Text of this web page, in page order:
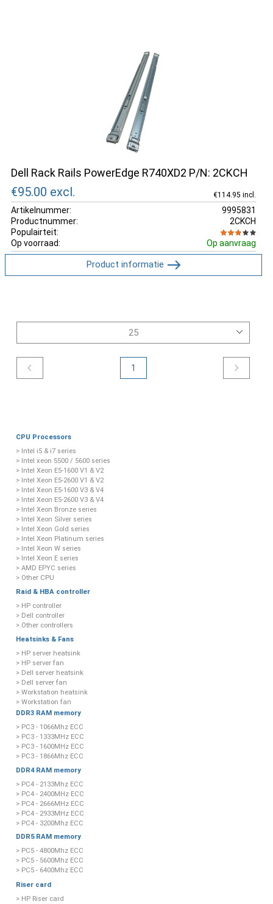
Dell Rack Rails PowerEdge R740XD2 P/N: 2CKCH
€95.00 excl. €114.95 incl.
Artikelnummer:
9995831
Productnummer:
2CKCH
Populairteit:
Op voorraad:
Op aanvraag
Product informatie
1
CPU Processors
> Intel i5 & i7 series
> Intel xeon 5500 / 5600 series
> Intel Xeon E5-1600 V1 & V2
> Intel Xeon E5-2600 V1 & V2
> Intel Xeon E5-1600 V3 & V4
> Intel Xeon E5-2600 V3 & V4
> Intel Xeon Bronze series
> Intel Xeon Silver series
> Intel Xeon Gold series
> Intel Xeon Platinum series
> Intel Xeon W series
> Intel Xeon E series
> AMD EPYC series
> Other CPU
Raid & HBA controller
> HP controller
> Dell controller
> Other controllers
Heatsinks & Fans
> HP server heatsink
> HP server fan
> Dell server heatsink
> Dell server fan
> Workstation heatsink
> Workstation fan
DDR3 RAM memory
> PC3 - 1066Mhz ECC
> PC3 - 1333MHz ECC
> PC3 - 1600MHz ECC
> PC3 - 1866Mhz ECC
DDR4 RAM memory
> PC4 - 2133Mhz ECC
> PC4 - 2400MHz ECC
> PC4 - 2666MHz ECC
> PC4 - 2933MHz ECC
> PC4 - 3200Mhz ECC
DDR5 RAM memory
> PC5 - 4800Mhz ECC
> PC5 - 5600Mhz ECC
> PC5 - 6400Mhz ECC
Riser card
> HP Riser card